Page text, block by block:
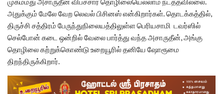
அதுக்கும் மேலே வேற லெவல் பிசினஸ் என்கிறார்கள். தொடக்கத்தில்,
திருச்சி சத்திரம் பேருந்துநிலையத்திலுள்ள பெரியசாமி டவர்ஸில்
செல்போன் கடை ஒன்றில் வேலை பார்த்து வந்த அசாருதீன், அங்கு
தொழிலை கற்றுக்கொண்டு உறையூரில் தனியே ஷோரூமை
திறந்திருக்கிறார்.